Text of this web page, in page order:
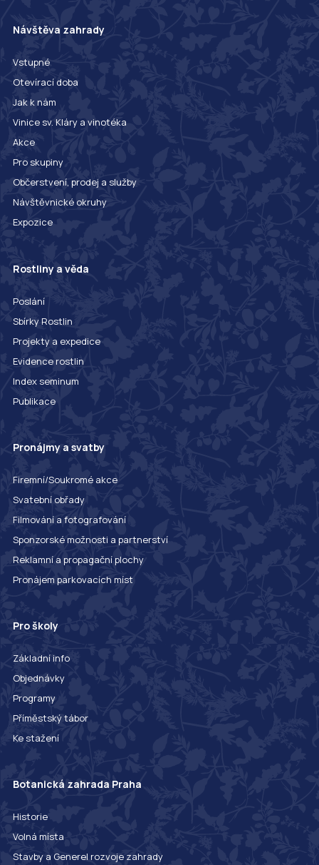
Návštěva zahrady
Vstupné
Otevírací doba
Jak k nám
Vinice sv. Kláry a vinotéka
Akce
Pro skupiny
Občerstvení, prodej a služby
Návštěvnické okruhy
Expozice
Rostliny a věda
Poslání
Sbírky Rostlin
Projekty a expedice
Evidence rostlin
Index seminum
Publikace
Pronájmy a svatby
Firemní/Soukromé akce
Svatební obřady
Filmování a fotografování
Sponzorské možnosti a partnerství
Reklamní a propagační plochy
Pronájem parkovacích míst
Pro školy
Základní info
Objednávky
Programy
Příměstský tábor
Ke stažení
Botanická zahrada Praha
Historie
Volná místa
Stavby a Generel rozvoje zahrady